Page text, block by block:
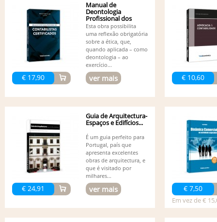
€ 17,90
Manual de
Deontologia
Profissional dos
Contabilistas...
Esta obra possibilita
uma reflexão obrigatória
sobre a ética, que,
quando aplicada – como
deontologia – ao
exercício...
ver mais € 10,60
€ 24,91
Guia de Arquitectura-
Espaços e Edifícios...
É um guia perfeito para
Portugal, país que
apresenta excelentes
obras de arquitectura, e
que é visitado por
milhares...
ver mais € 7,50
Em vez de €